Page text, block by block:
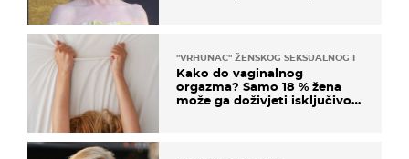
"VRHUNAC" ŽENSKOG SEKSUALNOG ISKUSTVA
Kako do vaginalnog
orgazma? Samo 18 % žena
može ga doživjeti isključivo